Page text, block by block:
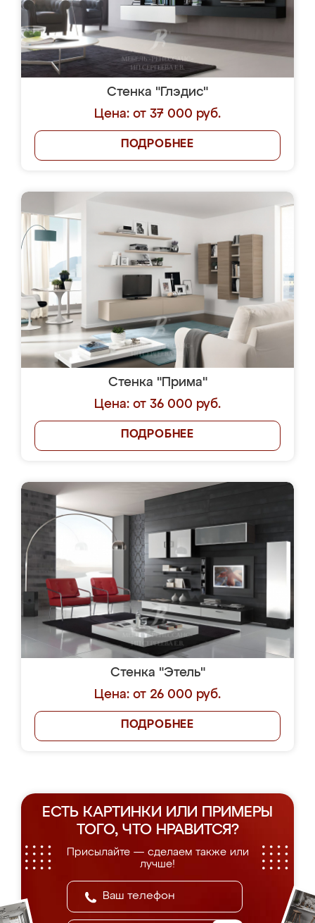
Стенка "Глэдис"
Цена: от 37 000 руб.
ПОДРОБНЕЕ
Стенка "Прима"
Цена: от 36 000 руб.
ПОДРОБНЕЕ
Стенка "Этель"
Цена: от 26 000 руб.
ПОДРОБНЕЕ
ЕСТЬ КАРТИНКИ ИЛИ ПРИМЕРЫ
ТОГО, ЧТО НРАВИТСЯ?
Присылайте — сделаем также или
лучше!